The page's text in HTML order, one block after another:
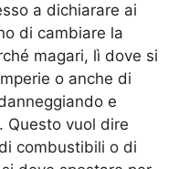
a dichiarare ai
di cambiare la
magari, lì dove si
o anche di
e
Questo vuol dire
combustibili o di